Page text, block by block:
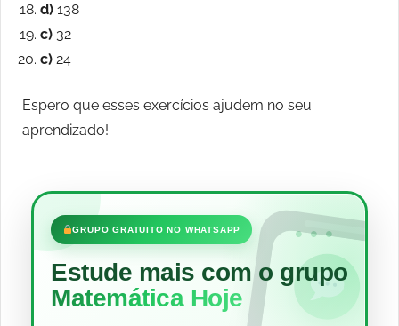
d) 138
c) 32
c) 24
Espero que esses exercícios ajudem no seu
aprendizado!
•••
GRUPO GRATUITO NO WHATSAPP
Estude mais com o grupo
Matemática Hoje